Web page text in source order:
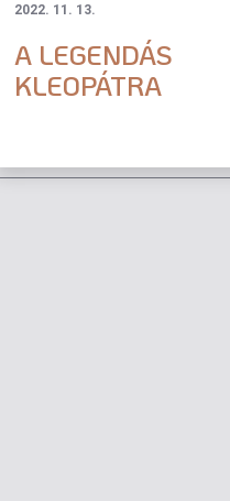
2022. 11. 13.
A LEGENDÁS
KLEOPÁTRA